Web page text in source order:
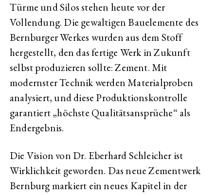
Türme und Silos stehen heute vor der
Vollendung. Die gewaltigen Bauelemente des
Bernburger Werkes wurden aus dem Stoff
hergestellt, den das fertige Werk in Zukunft
selbst produzieren sollte: Zement. Mit
modernster Technik werden Materialproben
analysiert, und diese Produktionskontrolle
garantiert „höchste Qualitätsansprüche“ als
Endergebnis.
Die Vision von Dr. Eberhard Schleicher ist
Wirklichkeit geworden. Das neue Zementwerk
Bernburg markiert ein neues Kapitel in der